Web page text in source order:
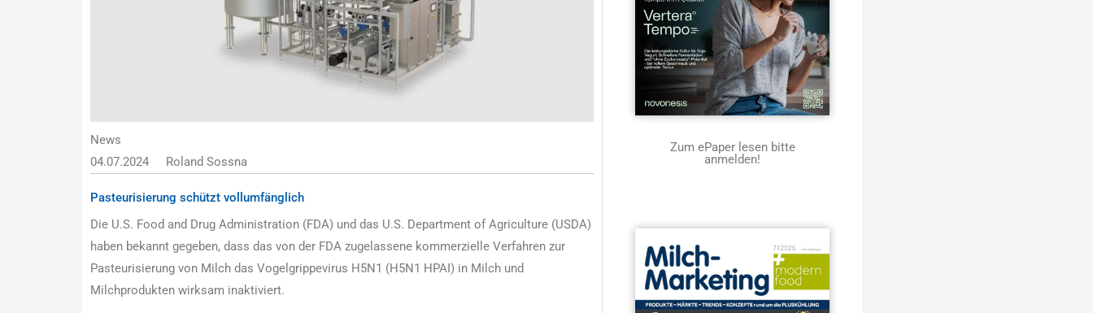
News
04.07.2024
Roland Sossna
Pasteurisierung schützt vollumfänglich
Die U.S. Food and Drug Administration (FDA) und das U.S. Department of Agriculture (USDA)
haben bekannt gegeben, dass das von der FDA zugelassene kommerzielle Verfahren zur
Pasteurisierung von Milch das Vogelgrippevirus H5N1 (H5N1 HPAI) in Milch und
Milchprodukten wirksam inaktiviert.
Zum ePaper lesen bitte
anmelden!